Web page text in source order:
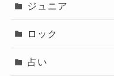
ジュニア
ロック
占い